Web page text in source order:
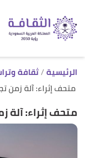
الرئيسية ثقافة
متحف إثراء: آلة زمن
متحف إثراء: آلة